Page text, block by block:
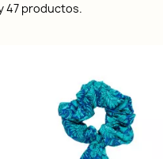
47 productos.